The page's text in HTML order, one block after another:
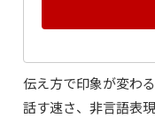
伝え方で印象が変わ
話す速さ、非言語表